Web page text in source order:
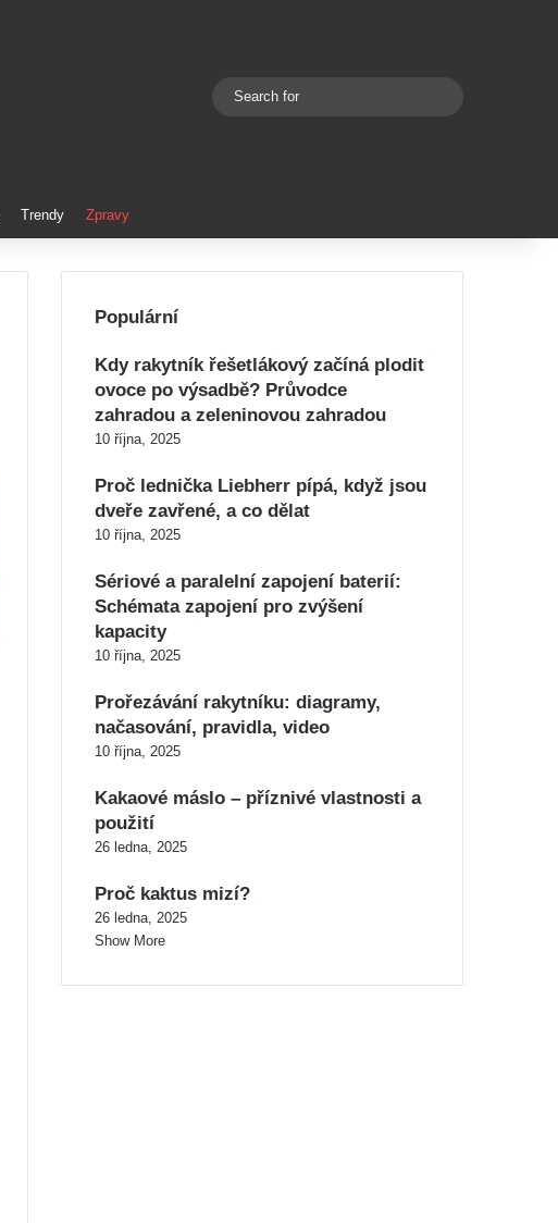
Switch skin
Trendy Zpravy
Populární
Kdy rakytník řešetlákový začíná plodit
ovoce po výsadbě? Průvodce
zahradou a zeleninovou zahradou
10 října, 2025
Proč lednička Liebherr pípá, když jsou
dveře zavřené, a co dělat
10 října, 2025
Sériové a paralelní zapojení baterií:
Schémata zapojení pro zvýšení
kapacity
10 října, 2025
Prořezávání rakytníku: diagramy,
načasování, pravidla, video
10 října, 2025
Kakaové máslo – příznivé vlastnosti a
použití
26 ledna, 2025
Proč kaktus mizí?
26 ledna, 2025
Show More